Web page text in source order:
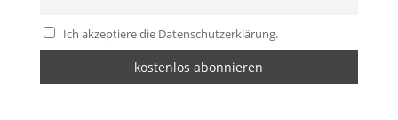
Ich akzeptiere die Datenschutzerklärung.